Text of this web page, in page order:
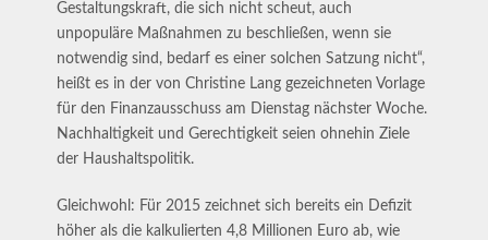
Gestaltungskraft, die sich nicht scheut, auch
unpopuläre Maßnahmen zu beschließen, wenn sie
notwendig sind, bedarf es einer solchen Satzung nicht“,
heißt es in der von Christine Lang gezeichneten Vorlage
für den Finanzausschuss am Dienstag nächster Woche.
Nachhaltigkeit und Gerechtigkeit seien ohnehin Ziele
der Haushaltspolitik.
Gleichwohl: Für 2015 zeichnet sich bereits ein Defizit
höher als die kalkulierten 4,8 Millionen Euro ab, wie